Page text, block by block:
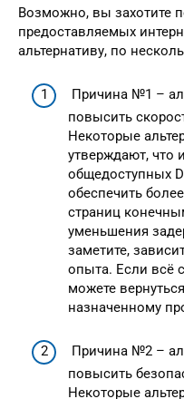
Возможно, вы захотите
предоставляемых
альтернативу, по
Причина №1 –
повысить
Некоторые
утверждают, что
общедоступных
обеспечить
страниц
уменьшения
заметите,
опыта. Если всё
можете
назначенному
Причина №2 –
повысить
Некоторые